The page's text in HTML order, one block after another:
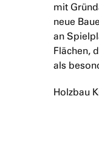
mit
neue
an
Flächen,
als
Holzbau